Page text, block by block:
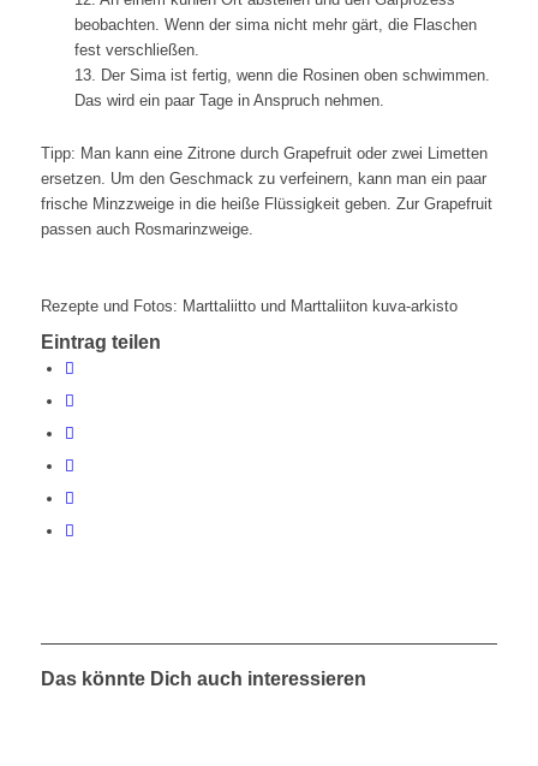
beobachten. Wenn der sima nicht mehr gärt, die Flaschen
fest verschließen.
13. Der Sima ist fertig, wenn die Rosinen oben schwimmen.
Das wird ein paar Tage in Anspruch nehmen.
Tipp: Man kann eine Zitrone durch Grapefruit oder zwei Limetten
ersetzen. Um den Geschmack zu verfeinern, kann man ein paar
frische Minzzweige in die heiße Flüssigkeit geben. Zur Grapefruit
passen auch Rosmarinzweige.
Rezepte und Fotos: Marttaliitto und Marttaliiton kuva-arkisto
Eintrag teilen
Das könnte Dich auch interessieren